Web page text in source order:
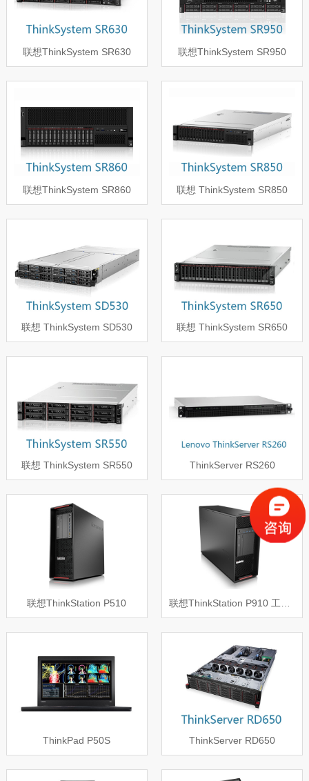
联想ThinkSystem SR630 联想ThinkSystem SR950
联想ThinkSystem SR860 联想 ThinkSystem SR850
联想 ThinkSystem SD530 联想 ThinkSystem SR650
联想 ThinkSystem SR550 ThinkServer RS260
联想ThinkStation P510
ThinkPad P50S ThinkServer RD650